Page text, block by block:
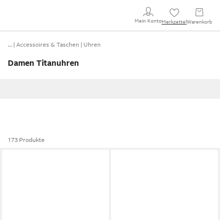
Mein KontoMerkzettel Warenkorb
… Accessoires & Taschen Uhren
Damen Titanuhren
173 Produkte